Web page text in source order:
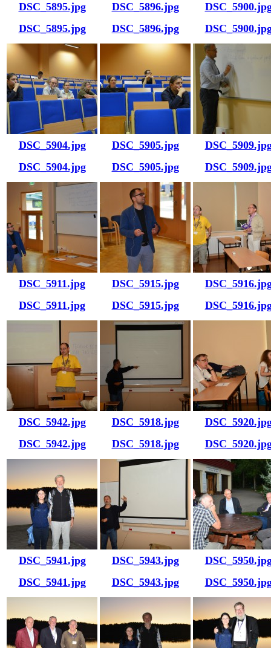
DSC_5895.jpg
DSC_5895.jpg
DSC_5896.jpg
DSC_5896.jpg
DSC_5904.jpg
DSC_5904.jpg
DSC_5905.jpg
DSC_5905.jpg
DSC_5911.jpg
DSC_5911.jpg
DSC_5915.jpg
DSC_5915.jpg
DSC_5942.jpg
DSC_5942.jpg
DSC_5918.jpg
DSC_5918.jpg
DSC_5941.jpg
DSC_5941.jpg
DSC_5943.jpg
DSC_5943.jpg